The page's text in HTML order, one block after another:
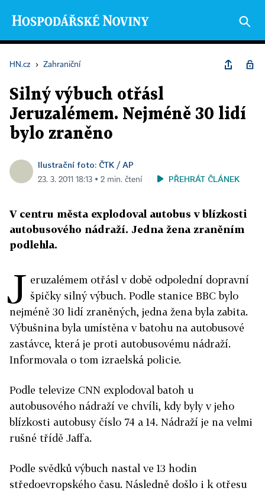
HN.cz › Zahraniční
Silný výbuch otřásl
Jeruzalémem. Nejméně 30 lidí
bylo zraněno
Ilustrační foto: ČTK / AP
23. 3. 2011 18:13 ▪ 2 min. čtení PŘEHRÁT ČLÁNEK
V centru města explodoval autobus v blízkosti
autobusového nádraží. Jedna žena zraněním
podlehla.
J eruzalémem otřásl v době odpolední dopravní
špičky silný výbuch. Podle stanice BBC bylo
nejméně 30 lidí zraněných, jedna žena byla zabita.
Výbušnina byla umístěna v batohu na autobusové
zastávce, která je proti autobusovému nádraží.
Informovala o tom izraelská policie.
Podle televize CNN explodoval batoh u
autobusového nádraží ve chvíli, kdy byly v jeho
blízkosti autobusy číslo 74 a 14. Nádraží je na velmi
rušné třídě Jaffa.
Podle svědků výbuch nastal ve 13 hodin
středoevropského času. Následně došlo i k otřesu